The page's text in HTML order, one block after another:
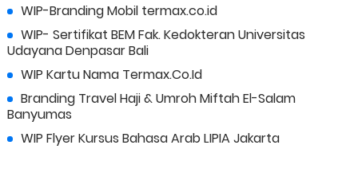
WIP-Branding Mobil termax.co.id
WIP- Sertifikat BEM Fak. Kedokteran Universitas
Udayana Denpasar Bali
WIP Kartu Nama Termax.Co.Id
Branding Travel Haji & Umroh Miftah El-Salam
Banyumas
WIP Flyer Kursus Bahasa Arab LIPIA Jakarta